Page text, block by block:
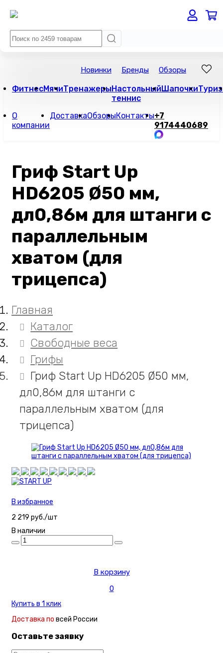
Новинки Бренды Обзоры
ФитнесМячиТренажерыНастольный
теннис
Шапочки
О
компании
ДоставкаОбзорыКонтакты+7
9174440689
Гриф Start Up
HD6205 Ø50 мм,
дл0,86м для штанги с
параллельным
хватом (для
трицепса)
Главная
Каталог
Свободные веса
Грифы
Гриф Start Up HD6205 Ø50 мм,
дл0,86м для штанги с
параллельным хватом (для
трицепса)
В избранное
2 219 руб./шт
В наличии
В корзину
0
Купить в 1 клик
Доставка по всей России
Оставьте заявку